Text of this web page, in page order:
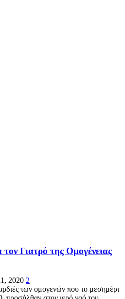
τον Γιατρό της Ομογένειας
2020 2
των ομογενών που το μεσημέρι